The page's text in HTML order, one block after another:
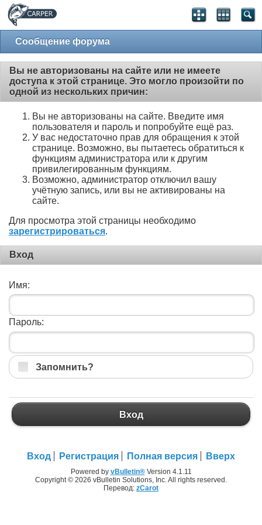
Сообщение форума
Вы не авторизованы на сайте или не имеете
доступа к этой странице. Это могло произойти по
одной из нескольких причин:
Вы не авторизованы на сайте. Введите имя
пользователя и пароль и попробуйте ещё раз.
У вас недостаточно прав для обращения к этой
странице. Возможно, вы пытаетесь обратиться к
функциям администратора или к другим
привилегированным функциям.
Возможно, администратор отключил вашу
учётную запись, или вы не активированы на
сайте.
Для просмотра этой страницы необходимо
зарегистрироваться.
Вход
Имя:
Пароль:
Запомнить?
Вход
Вход Регистрация Полная версия Вверх
Powered by vBulletin®Version 4.1.11
Copyright © 2026 vBulletin Solutions, Inc. All rights reserved.
Перевод: zCarot